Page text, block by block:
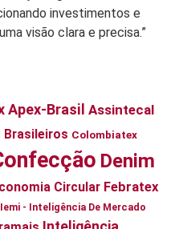
investimentos e
visão clara e precisa.”
Apex-Brasil Assintecal
Brasileiros Colombiatex
Denim
Circular Febratex
Iemi - Inteligência De Mercado